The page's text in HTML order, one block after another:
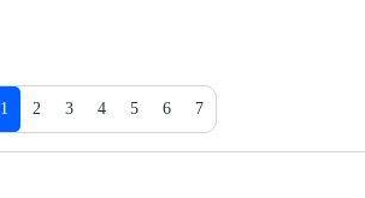
1 2 3 4 5 6 7